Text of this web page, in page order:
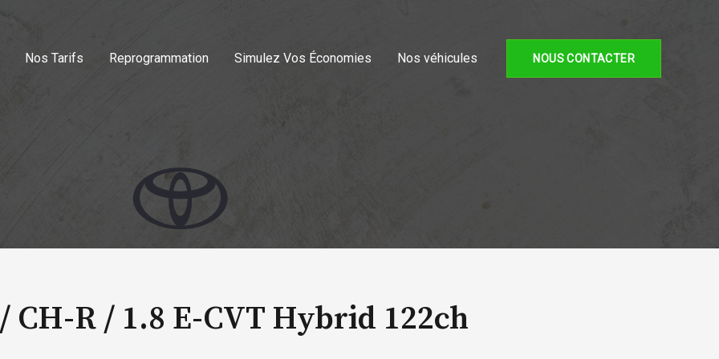
Nos Tarifs Reprogrammation Simulez Vos Économies Nos véhicules NOUS CONTACTER
CH-R / 1.8 E-CVT Hybrid 122ch